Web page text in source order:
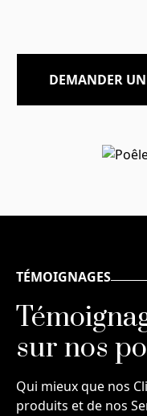
DEMANDER
TÉMOIGNAGES
sur nos
Qui mieux que nos
produits et de nos